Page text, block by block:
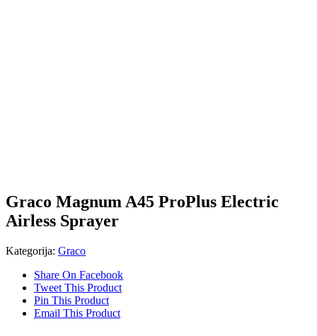
Graco Magnum A45 ProPlus Electric
Airless Sprayer
Kategorija: Graco
Share On Facebook
Tweet This Product
Pin This Product
Email This Product